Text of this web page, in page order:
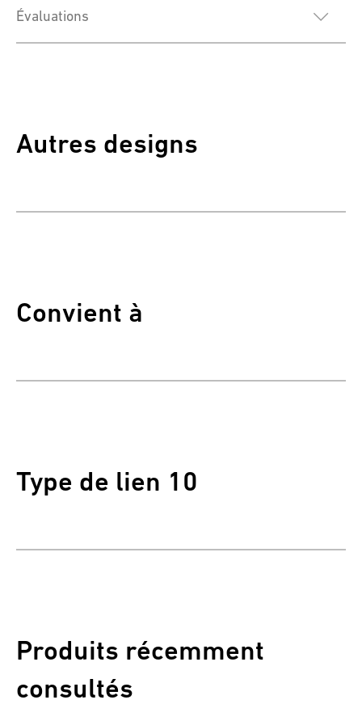
Évaluations
Autres designs
Convient à
Type de lien 10
Produits récemment
consultés